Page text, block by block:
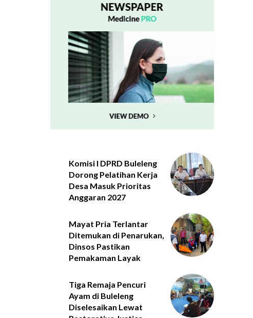
Komisi I DPRD Buleleng
Dorong Pelatihan Kerja
Desa Masuk Prioritas
Anggaran 2027
Mayat Pria Terlantar
Ditemukan di Penarukan,
Dinsos Pastikan
Pemakaman Layak
Tiga Remaja Pencuri
Ayam di Buleleng
Diselesaikan Lewat